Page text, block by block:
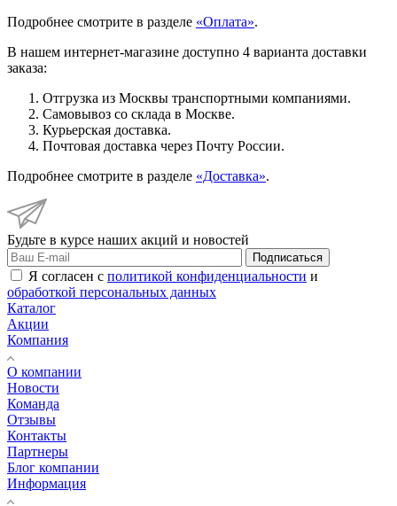
Подробнее смотрите в разделе «Оплата».
В нашем интернет-магазине доступно 4 варианта доставки
заказа:
Отгрузка из Москвы транспортными компаниями.
Самовывоз со склада в Москве.
Курьерская доставка.
Почтовая доставка через Почту России.
Подробнее смотрите в разделе «Доставка».
Будьте в курсе наших акций и новостей
Подписаться
Я согласен с политикой конфиденциальности и
обработкой персональных данных
Каталог
Акции
Компания
О компании
Новости
Команда
Отзывы
Контакты
Партнеры
Блог компании
Информация